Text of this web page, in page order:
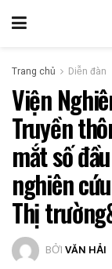
Trang chủ Diễn đàn
Viện
Truyền
mắt số
nghiên
Thị
BỞI VĂN HẢI